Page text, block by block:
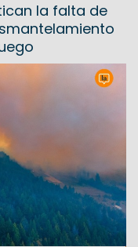
la falta de